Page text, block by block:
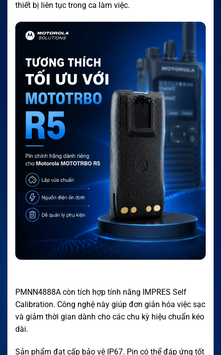
thiết bị liên tục trong ca làm việc.
PMNN4888A còn tích hợp tính năng IMPRES Self
Calibration. Công nghệ này giúp đơn giản hóa việc sạc
và giảm thời gian dành cho các chu kỳ hiệu chuẩn kéo
dài.
Sản phẩm đạt cấp bảo vệ IP67. Pin có thể đáp ứng tốt